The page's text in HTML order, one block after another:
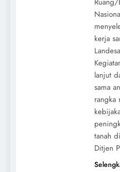
kerja
lanjut
sama
rangka
tanah
Ditjen